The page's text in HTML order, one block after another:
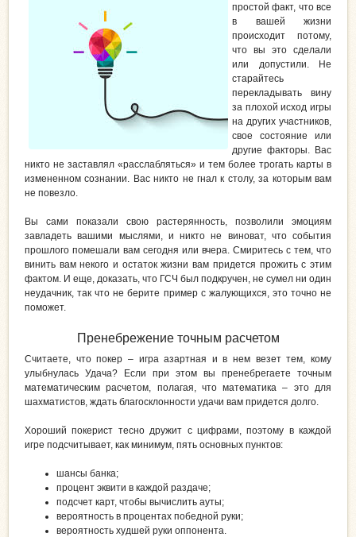
простой факт, что все
в вашей жизни
происходит потому,
что вы это сделали
или допустили. Не
старайтесь
перекладывать вину
за плохой исход игры
на других участников,
свое состояние или
другие факторы. Вас
никто не заставлял «расслабляться» и тем более трогать карты в
измененном сознании. Вас никто не гнал к столу, за которым вам
не повезло.
Вы сами показали свою растерянность, позволили эмоциям
завладеть вашими мыслями, и никто не виноват, что события
прошлого помешали вам сегодня или вчера. Смиритесь с тем, что
винить вам некого и остаток жизни вам придется прожить с этим
фактом. И еще, доказать, что ГСЧ был подкручен, не сумел ни один
неудачник, так что не берите пример с жалующихся, это точно не
поможет.
Пренебрежение точным расчетом
Считаете, что покер – игра азартная и в нем везет тем, кому
улыбнулась Удача? Если при этом вы пренебрегаете точным
математическим расчетом, полагая, что математика – это для
шахматистов, ждать благосклонности удачи вам придется долго.
Хороший покерист тесно дружит с цифрами, поэтому в каждой
игре подсчитывает, как минимум, пять основных пунктов:
шансы банка;
процент эквити в каждой раздаче;
подсчет карт, чтобы вычислить ауты;
вероятность в процентах победной руки;
вероятность худшей руки оппонента.